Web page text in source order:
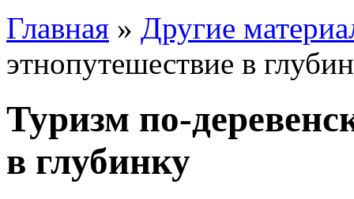
Главная » Другие
этнопутешествие в
Туризм по-
в глубинку